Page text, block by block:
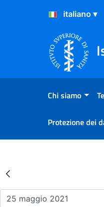
Salta al Contenuto
Salta al Footer
Chi siamo
Protezione dei
Risultati